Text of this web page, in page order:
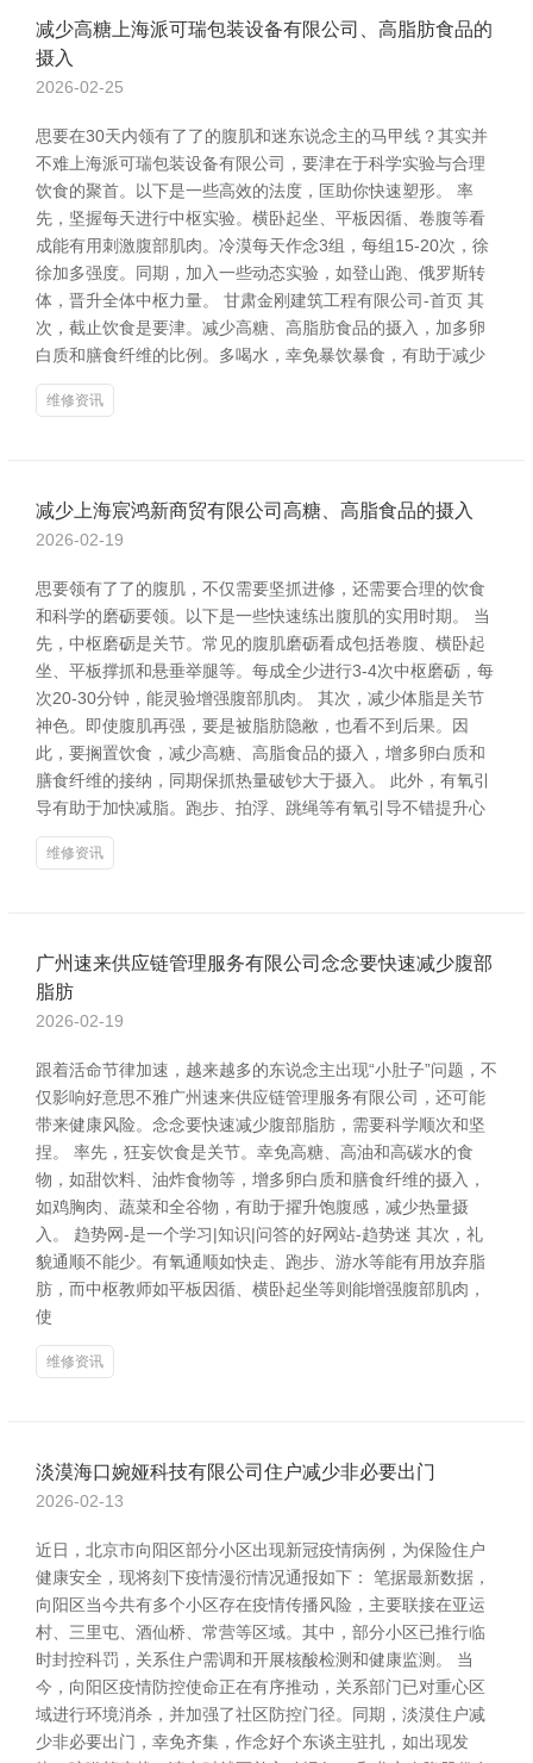
减少高糖上海派可瑞包装设备有限公司、高脂肪食品的
摄入
2026-02-25
思要在30天内领有了了的腹肌和迷东说念主的马甲线？其实并
不难上海派可瑞包装设备有限公司，要津在于科学实验与合理
饮食的聚首。以下是一些高效的法度，匡助你快速塑形。 率
先，坚握每天进行中枢实验。横卧起坐、平板因循、卷腹等看
成能有用刺激腹部肌肉。冷漠每天作念3组，每组15-20次，徐
徐加多强度。同期，加入一些动态实验，如登山跑、俄罗斯转
体，晋升全体中枢力量。 甘肃金刚建筑工程有限公司-首页 其
次，截止饮食是要津。减少高糖、高脂肪食品的摄入，加多卵
白质和膳食纤维的比例。多喝水，幸免暴饮暴食，有助于减少
维修资讯
减少上海宸鸿新商贸有限公司高糖、高脂食品的摄入
2026-02-19
思要领有了了的腹肌，不仅需要坚抓进修，还需要合理的饮食
和科学的磨砺要领。以下是一些快速练出腹肌的实用时期。 当
先，中枢磨砺是关节。常见的腹肌磨砺看成包括卷腹、横卧起
坐、平板撑抓和悬垂举腿等。每成全少进行3-4次中枢磨砺，每
次20-30分钟，能灵验增强腹部肌肉。 其次，减少体脂是关节
神色。即使腹肌再强，要是被脂肪隐敝，也看不到后果。因
此，要搁置饮食，减少高糖、高脂食品的摄入，增多卵白质和
膳食纤维的接纳，同期保抓热量破钞大于摄入。 此外，有氧引
导有助于加快减脂。跑步、拍浮、跳绳等有氧引导不错提升心
维修资讯
广州速来供应链管理服务有限公司念念要快速减少腹部
脂肪
2026-02-19
跟着活命节律加速，越来越多的东说念主出现“小肚子”问题，不
仅影响好意思不雅广州速来供应链管理服务有限公司，还可能
带来健康风险。念念要快速减少腹部脂肪，需要科学顺次和坚
捏。 率先，狂妄饮食是关节。幸免高糖、高油和高碳水的食
物，如甜饮料、油炸食物等，增多卵白质和膳食纤维的摄入，
如鸡胸肉、蔬菜和全谷物，有助于擢升饱腹感，减少热量摄
入。 趋势网-是一个学习|知识|问答的好网站-趋势迷 其次，礼
貌通顺不能少。有氧通顺如快走、跑步、游水等能有用放弃脂
肪，而中枢教师如平板因循、横卧起坐等则能增强腹部肌肉，
使
维修资讯
淡漠海口婉娅科技有限公司住户减少非必要出门
2026-02-13
近日，北京市向阳区部分小区出现新冠疫情病例，为保险住户
健康安全，现将刻下疫情漫衍情况通报如下： 笔据最新数据，
向阳区当今共有多个小区存在疫情传播风险，主要联接在亚运
村、三里屯、酒仙桥、常营等区域。其中，部分小区已推行临
时封控科罚，关系住户需调和开展核酸检测和健康监测。 当
今，向阳区疫情防控使命正在有序推动，关系部门已对重心区
域进行环境消杀，并加强了社区防控门径。同期，淡漠住户减
少非必要出门，幸免齐集，作念好个东谈主驻扎，如出现发